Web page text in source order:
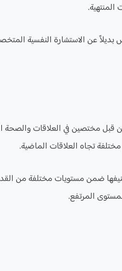
بديلاً عن الاستشارة النفسية
تم تصميمها من قبل مختصين في العلاقات
تجاه العلاقات الماضية.
ضمن مستويات مختلفة من
المرتفع.